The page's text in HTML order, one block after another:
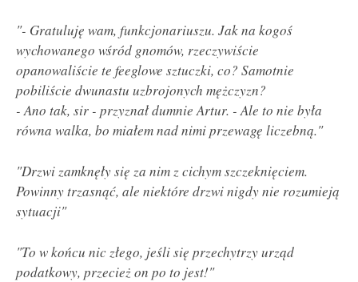
"- Gratuluję wam, funkcjonariuszu. Jak na kogoś
wychowanego wśród gnomów, rzeczywiście
opanowaliście te feeglowe sztuczki, co? Samotnie
pobiliście dwunastu uzbrojonych mężczyzn?
- Ano tak, sir - przyznał dumnie Artur. - Ale to nie była
równa walka, bo miałem nad nimi przewagę liczebną."
"Drzwi zamknęły się za nim z cichym szczeknięciem.
Powinny trzasnąć, ale niektóre drzwi nigdy nie rozumieją
sytuacji"
"To w końcu nic złego, jeśli się przechytrzy urząd
podatkowy, przecież on po to jest!"